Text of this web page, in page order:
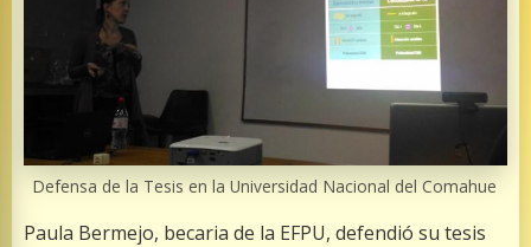
Defensa de la Tesis en la Universidad Nacional del Comahue
Paula Bermejo, becaria de la EFPU, defendió su tesis